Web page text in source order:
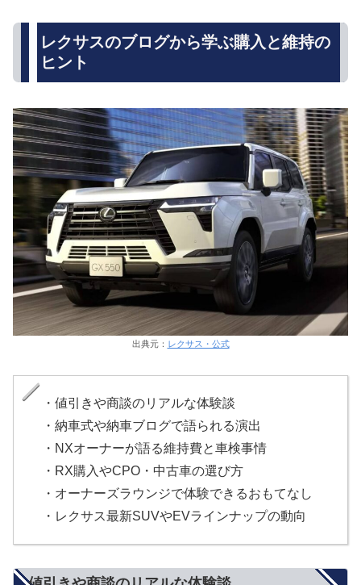
レクサスのブログから学ぶ購入と維持の
ヒント
出典元： レクサス・公式
・値引きや商談のリアルな体験談
・納車式や納車ブログで語られる演出
・NXオーナーが語る維持費と車検事情
・RX購入やCPO・中古車の選び方
・オーナーズラウンジで体験できるおもてなし
・レクサス最新SUVやEVラインナップの動向